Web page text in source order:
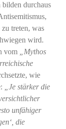
bilden durchaus
treten, was
wird.
vom
„Mythos
wie
„Je stärker die
unfähiger
die